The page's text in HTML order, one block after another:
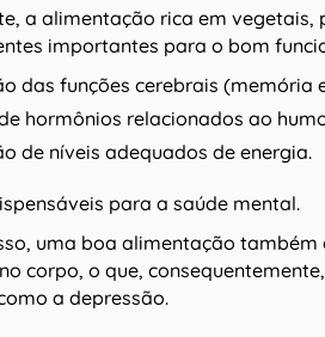
a alimentação rica em
importantes para o bom
das funções cerebrais (memória
hormônios relacionados ao
de níveis adequados de energia.
para a saúde mental.
uma boa alimentação
corpo, o que,
a depressão.